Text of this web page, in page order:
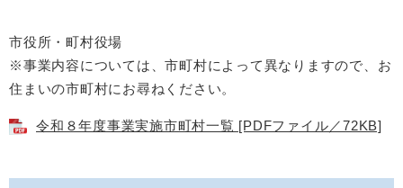
市役所・町村役場
※事業内容については、市町村によって異なりますので、お
住まいの市町村にお尋ねください。
令和８年度事業実施市町村一覧 [PDFファイル／72KB]